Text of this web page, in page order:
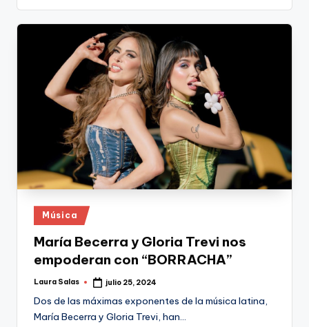
Publicado
en
Música
María Becerra y Gloria Trevi nos
empoderan con “BORRACHA”
Publicado
Laura Salas julio 25, 2024
Dos de las máximas exponentes de la música latina,
María Becerra y Gloria Trevi, han…